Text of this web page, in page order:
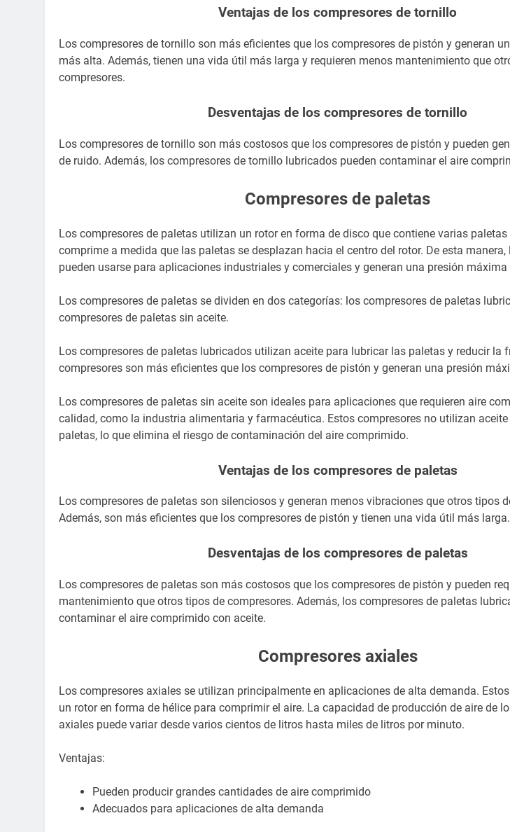
Ventajas de los compresores de tornillo
Los compresores de tornillo son más eficientes que los compresores de pistón y generan
más alta. Además, tienen una vida útil más larga y requieren menos mantenimiento que
compresores.
Desventajas de los compresores de tornillo
Los compresores de tornillo son más costosos que los compresores de pistón y pueden
de ruido. Además, los compresores de tornillo lubricados pueden contaminar el aire
Compresores de paletas
Los compresores de paletas utilizan un rotor en forma de disco que contiene varias paletas
comprime a medida que las paletas se desplazan hacia el centro del rotor. De esta
pueden usarse para aplicaciones industriales y comerciales y generan una presión máxima
Los compresores de paletas se dividen en dos categorías: los compresores de paletas
compresores de paletas sin aceite.
Los compresores de paletas lubricados utilizan aceite para lubricar las paletas y reducir la
compresores son más eficientes que los compresores de pistón y generan una presión
Los compresores de paletas sin aceite son ideales para aplicaciones que requieren aire
calidad, como la industria alimentaria y farmacéutica. Estos compresores no utilizan
paletas, lo que elimina el riesgo de contaminación del aire comprimido.
Ventajas de los compresores de paletas
Los compresores de paletas son silenciosos y generan menos vibraciones que otros tipos
Además, son más eficientes que los compresores de pistón y tienen una vida útil más larga.
Desventajas de los compresores de paletas
Los compresores de paletas son más costosos que los compresores de pistón y pueden
mantenimiento que otros tipos de compresores. Además, los compresores de paletas
contaminar el aire comprimido con aceite.
Compresores axiales
Los compresores axiales se utilizan principalmente en aplicaciones de alta demanda.
un rotor en forma de hélice para comprimir el aire. La capacidad de producción de aire de
axiales puede variar desde varios cientos de litros hasta miles de litros por minuto.
Ventajas:
Pueden producir grandes cantidades de aire comprimido
Adecuados para aplicaciones de alta demanda